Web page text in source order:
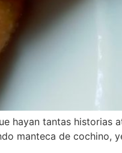
hayan tantas historias
manteca de cochino,